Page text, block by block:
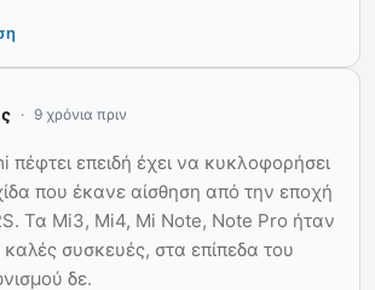
9 χρόνια πριν
πέφτει επειδή έχει να κυκλοφορήσει
που έκανε αίσθηση από την εποχή
Τα Mi3, Mi4, Mi Note, Note Pro ήταν
καλές συσκευές, στα επίπεδα του
δε.